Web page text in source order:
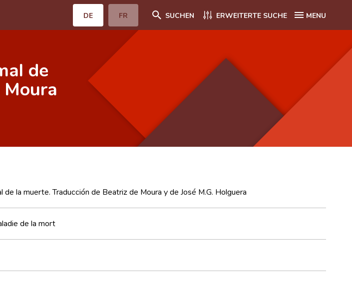
DE FR SUCHEN ERWEITERTE SUCHE MENU
de
de la muerte. Traducción de Beatriz de Moura y de José M.G. Holguera
de la mort